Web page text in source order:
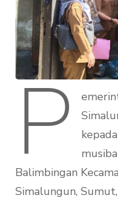
P
Balimbingan
Simalungun,